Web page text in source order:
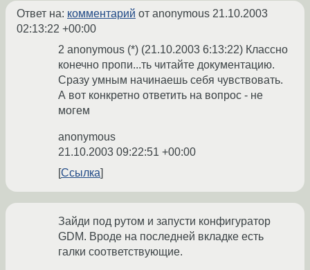
Ответ на: комментарий от anonymous 21.10.2003
02:13:22 +00:00
2 anonymous (*) (21.10.2003 6:13:22) Классно
конечно пропи...ть читайте документацию.
Сразу умным начинаешь себя чувствовать.
А вот конкретно ответить на вопрос - не
могем
anonymous
21.10.2003 09:22:51 +00:00
Ссылка
Зайди под рутом и запусти конфигуратор
GDM. Вроде на последней вкладке есть
галки соответствующие.